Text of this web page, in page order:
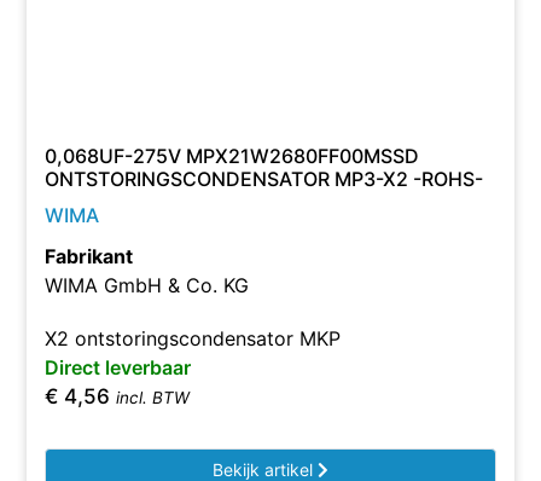
0,068UF-275V MPX21W2680FF00MSSD
ONTSTORINGSCONDENSATOR MP3-X2 -ROHS-
WIMA
Fabrikant
WIMA GmbH & Co. KG
X2 ontstoringscondensator MKP
Direct leverbaar
€ 4,56 incl. BTW
Bekijk artikel